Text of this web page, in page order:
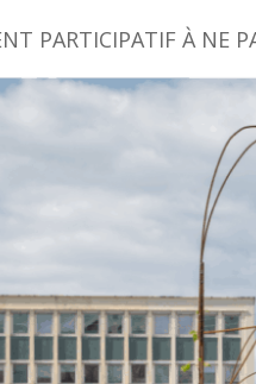
PARTICIPATIF À NE